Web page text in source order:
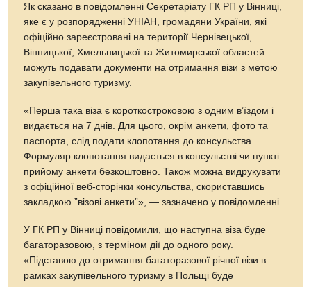
Як сказано в повідомленні Секретаріату ГК РП у Вінниці,
яке є у розпорядженні УНІАН, громадяни України, які
офіційно зареєстровані на території Чернівецької,
Вінницької, Хмельницької та Житомирської областей
можуть подавати документи на отримання візи з метою
закупівельного туризму.
«Перша така віза є короткостроковою з одним в’їздом і
видається на 7 днів. Для цього, окрім анкети, фото та
паспорта, слід подати клопотання до консульства.
Формуляр клопотання видається в консульстві чи пункті
прийому анкети безкоштовно. Також можна видрукувати
з офіційної веб-сторінки консульства, скориставшись
закладкою ”візові анкети”», — зазначено у повідомленні.
У ГК РП у Вінниці повідомили, що наступна віза буде
багаторазовою, з терміном дії до одного року.
«Підставою до отримання багаторазової річної візи в
рамках закупівельного туризму в Польщі буде